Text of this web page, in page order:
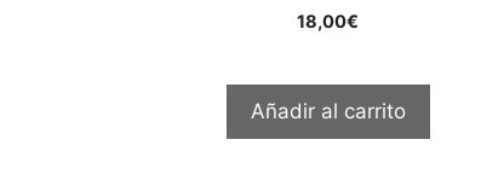
18,00€
Añadir al carrito